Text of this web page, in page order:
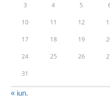
3 4 5
10 11 12
17 18 19
24 25 26
31
« iun.